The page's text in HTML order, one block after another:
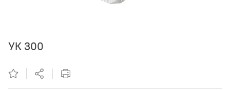
УК 300